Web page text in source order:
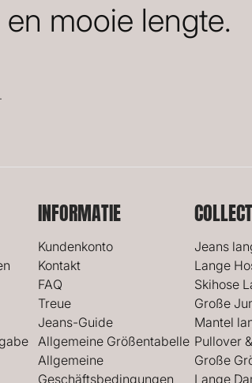
mooie lengte.
INFORMATIE
Kundenkonto
Kontakt
FAQ
Treue
Jeans-Guide
Allgemeine Größentabelle
Allgemeine
Geschäftsbedingungen
Jeans
Lange
Skihose
Große
Mantel
Pullover
Große
Lange